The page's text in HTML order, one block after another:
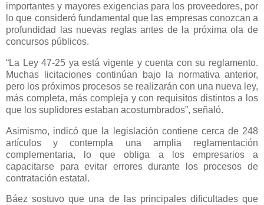
importantes y mayores exigencias para los proveedores, por
lo que consideró fundamental que las empresas conozcan a
profundidad las nuevas reglas antes de la próxima ola de
concursos públicos.
“La Ley 47-25 ya está vigente y cuenta con su reglamento.
Muchas licitaciones continúan bajo la normativa anterior,
pero los próximos procesos se realizarán con una nueva ley,
más completa, más compleja y con requisitos distintos a los
que los suplidores estaban acostumbrados”, señaló.
Asimismo, indicó que la legislación contiene cerca de 248
artículos y contempla una amplia reglamentación
complementaria, lo que obliga a los empresarios a
capacitarse para evitar errores durante los procesos de
contratación estatal.
Báez sostuvo que una de las principales dificultades que